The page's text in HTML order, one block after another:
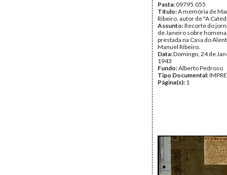
Pasta:09795.055
Título:A memória de
Ribeiro, autor de "A
Assunto:Recorte do
de Janeiro sobre
prestada na Casa do
Manuel Ribeiro.
Data:Domingo, 24 de
1943
Fundo:Alberto Pedroso
Tipo Documental:
Página(s): 1